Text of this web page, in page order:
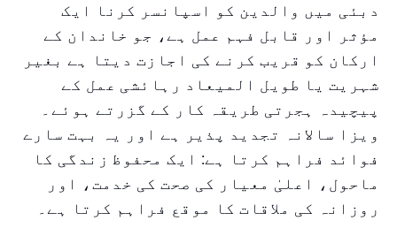
دبئی میں والدین کو اسپانسر کرنا ایک
مؤثر اور قابل فہم عمل ہے، جو خاندان کے
ارکان کو قریب کرنے کی اجازت دیتا ہے بغیر
شہریت یا طویل المیعاد رہائشی عمل کے
پیچیدہ ہجرتی طریقہ کار کے گزرتے ہوئے۔
ویزا سالانہ تجدید پذیر ہے اور یہ بہت سارے
فوائد فراہم کرتا ہے: ایک محفوظ زندگی کا
ماحول، اعلیٰ معیار کی صحت کی خدمت، اور
روزانہ کی ملاقات کا موقع فراہم کرتا ہے۔